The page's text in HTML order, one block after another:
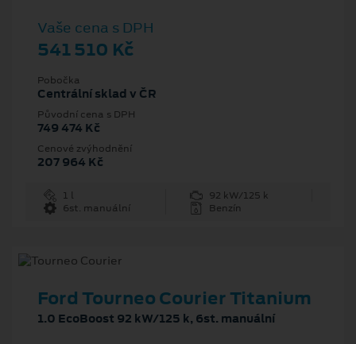
Vaše cena s DPH
541 510 Kč
Pobočka
Centrální sklad v ČR
Původní cena s DPH
749 474 Kč
Cenové zvýhodnění
207 964 Kč
1 l
92 kW/125 k
6st. manuální
Benzín
Ford Tourneo Courier Titanium
1.0 EcoBoost 92 kW/125 k, 6st. manuální